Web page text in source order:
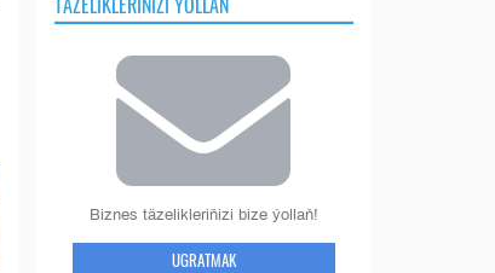
Biznes täzelikleriňizi bize ýollaň!
UGRATMAK